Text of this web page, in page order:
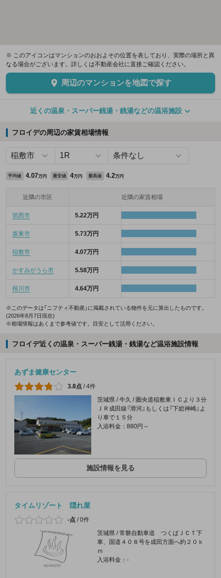
※ このアイコンはマンションのおおよその位置を表しており、実際の場所と異
なる場合がございます。詳しくは不動産会社に直接ご確認ください。
周辺のマンションを地図で探す
近くの温泉・スーパー銭湯・銭湯などの温浴施設
フロイデの周辺の家賃相場情報
平均値 4.07万円 最安値 4万円 最高値 4.2万円
近隣の市区 近隣の家賃相場
筑西市 5.22万円
坂東市 5.73万円
稲敷市 4.07万円
かすみがうら市 5.58万円
桜川市 4.64万円
※このデータは「ニフティ不動産」に掲載されている物件を元に算出したものです。
(2026年8月7日現在)
※相場情報はあくまで参考値です。目安として活用ください。
フロイデ近くの温泉・スーパー銭湯・銭湯など温浴施設情報
あずま健康センター
3.8点 /4件
茨城県 / 牛久 / 圏央道稲敷東ＩＣより３分
ＪＲ成田線『滑河』もしくは『下総神崎』よ
り車で１５分
入浴料金：880円～
施設情報を見る
タイムリゾート 隠れ屋
-点 /0件
茨城県 / 常磐自動車道 つくばＪＣＴ下
車、国道４０８号を成田方面へ約２０ｋ
ｍ
入浴料金：-